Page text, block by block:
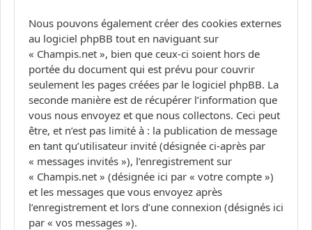
Nous pouvons également créer des cookies externes
au logiciel phpBB tout en naviguant sur
« Champis.net », bien que ceux-ci soient hors de
portée du document qui est prévu pour couvrir
seulement les pages créées par le logiciel phpBB. La
seconde manière est de récupérer l’information que
vous nous envoyez et que nous collectons. Ceci peut
être, et n’est pas limité à : la publication de message
en tant qu’utilisateur invité (désignée ci-après par
« messages invités »), l’enregistrement sur
« Champis.net » (désignée ici par « votre compte »)
et les messages que vous envoyez après
l’enregistrement et lors d’une connexion (désignés ici
par « vos messages »).